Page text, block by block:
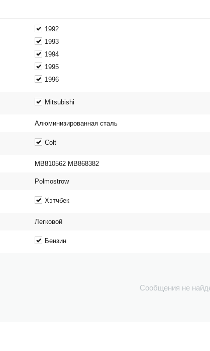
1992
1993
1994
1995
1996
Mitsubishi
Алюминизированная сталь
Colt
MB810562 MB868382
Polmostrow
Хэтчбек
Легковой
Бензин
Сообщения не